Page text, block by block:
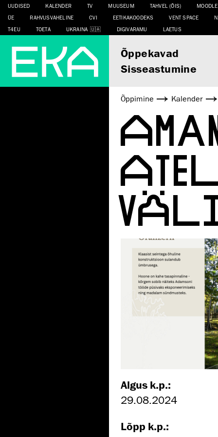
UUDISED KALENDER TV MUUSEUM TAHVEL (ÕIS) MOODLE
ÜE
RAHVUSVAHELINE CVI EETIKAKOODEKS VENT SPACE
T4EU
TOETA UKRAINA DIGIVARAMU LAETUS
Õppekavad
Sisseastumine
Õppimine Kalender
Algus k.p.:
29.08.2024
Lõpp k.p.: